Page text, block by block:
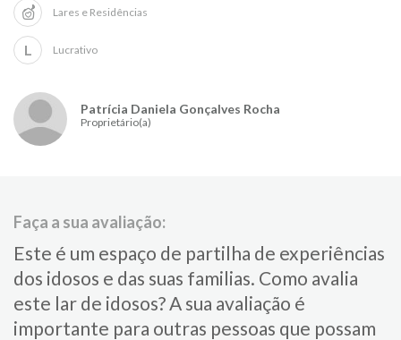
Lares e Residências
L Lucrativo
Patrícia Daniela Gonçalves Rocha
Proprietário(a)
Faça a sua avaliação:
Este é um espaço de partilha de experiências
dos idosos e das suas familias.​ Como avalia
este lar de idosos?​ ​A sua avaliação é
importante para​ outras pessoas que possam